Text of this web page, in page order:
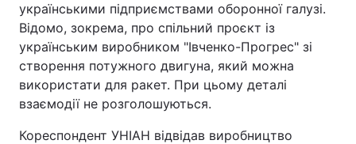
Тема оформлення
українськими підприємствами оборонної галузі.
Відомо, зокрема, про спільний проєкт із
українським виробником "Івченко-Прогрес" зі
створення потужного двигуна, який можна
використати для ракет. При цьому деталі
взаємодії не розголошуються.
Кореспондент УНІАН відвідав виробництво